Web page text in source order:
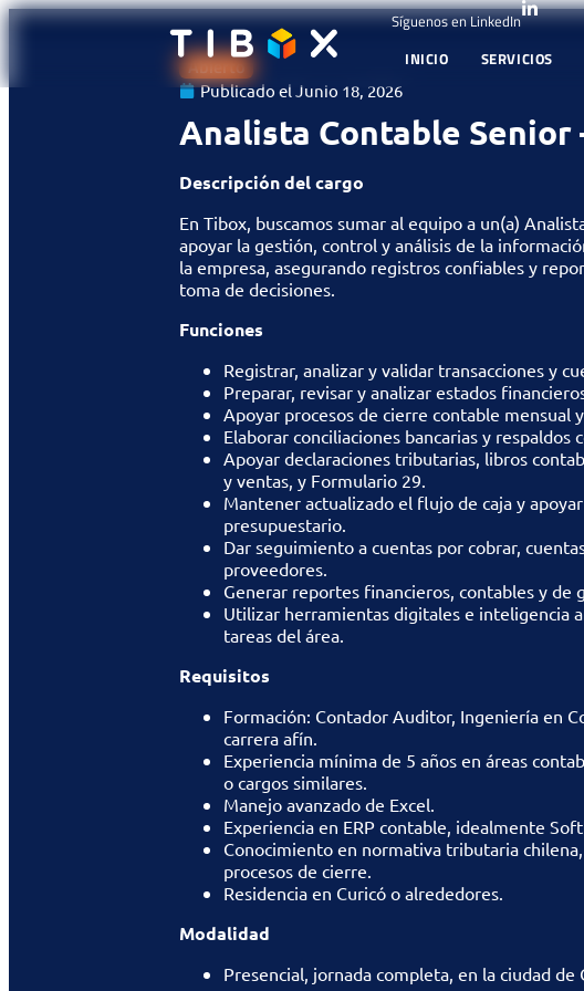
Síguenos en LinkedIn
INICIO
SERVICIOS
Abierto
Publicado el Junio 18, 2026
Analista Contable Senior
Descripción del cargo
En Tibox, buscamos sumar al equipo a un(a)
apoyar la gestión, control y análisis de la
la empresa, asegurando registros confiables y
toma de decisiones.
Funciones
Registrar, analizar y validar transacciones y
Preparar, revisar y analizar estados
Apoyar procesos de cierre contable mensual
Elaborar conciliaciones bancarias y respaldos
Apoyar declaraciones tributarias, libros
y ventas, y Formulario 29.
Mantener actualizado el flujo de caja y
presupuestario.
Dar seguimiento a cuentas por cobrar,
proveedores.
Generar reportes financieros, contables y de
Utilizar herramientas digitales e inteligencia
tareas del área.
Requisitos
Formación: Contador Auditor, Ingeniería en
carrera afín.
Experiencia mínima de 5 años en áreas
o cargos similares.
Manejo avanzado de Excel.
Experiencia en ERP contable, idealmente
Conocimiento en normativa tributaria
procesos de cierre.
Residencia en Curicó o alrededores.
Modalidad
Presencial, jornada completa, en la ciudad de